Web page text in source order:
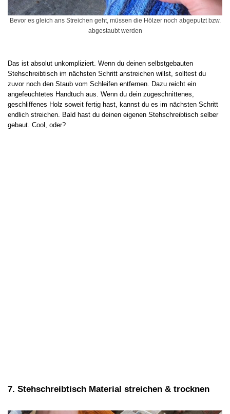
Bevor es gleich ans Streichen geht, müssen die Hölzer noch abgeputzt bzw.
abgestaubt werden
Das ist absolut unkompliziert. Wenn du deinen selbstgebauten
Stehschreibtisch im nächsten Schritt anstreichen willst, solltest du
zuvor noch den Staub vom Schleifen entfernen. Dazu reicht ein
angefeuchtetes Handtuch aus. Wenn du dein zugeschnittenes,
geschliffenes Holz soweit fertig hast, kannst du es im nächsten Schritt
endlich streichen. Bald hast du deinen eigenen Stehschreibtisch selber
gebaut. Cool, oder?
7. Stehschreibtisch Material streichen & trocknen